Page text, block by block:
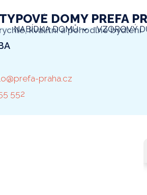
TYPOVÉ DOMY PREFA
rychlé, kvalitní a pohodlné bydlení
NABÍDKA DOMŮ VZOROVÝ
praha.cz
552